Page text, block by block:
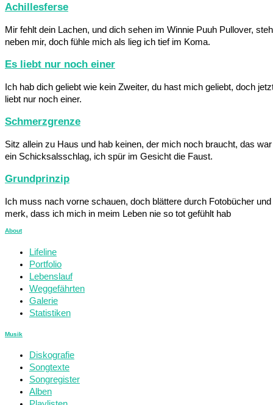
Achillesferse
Mir fehlt dein Lachen, und dich sehen im Winnie Puuh Pullover, steh
neben mir, doch fühle mich als lieg ich tief im Koma.
Es liebt nur noch einer
Ich hab dich geliebt wie kein Zweiter, du hast mich geliebt, doch
liebt nur noch einer.
Schmerzgrenze
Sitz allein zu Haus und hab keinen, der mich noch braucht, das war
ein Schicksalsschlag, ich spür im Gesicht die Faust.
Grundprinzip
Ich muss nach vorne schauen, doch blättere durch Fotobücher und
merk, dass ich mich in meim Leben nie so tot gefühlt hab
About
Lifeline
Portfolio
Lebenslauf
Weggefährten
Galerie
Statistiken
Musik
Diskografie
Songtexte
Songregister
Alben